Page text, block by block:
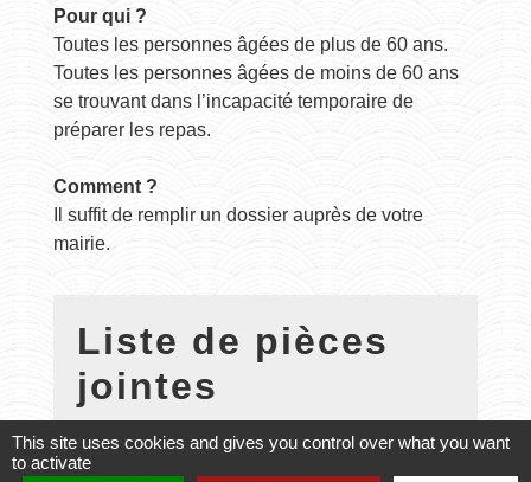
Pour qui ?
Toutes les personnes âgées de plus de 60 ans.
Toutes les personnes âgées de moins de 60 ans
se trouvant dans l’incapacité temporaire de
préparer les repas.
Comment ?
Il suffit de remplir un dossier auprès de votre
mairie.
Liste de pièces
jointes
file_downloadFICHE D INSCRIPTION.pdf (PDF -
114.92 kB)
This site uses cookies and gives you control over what you want
to activate